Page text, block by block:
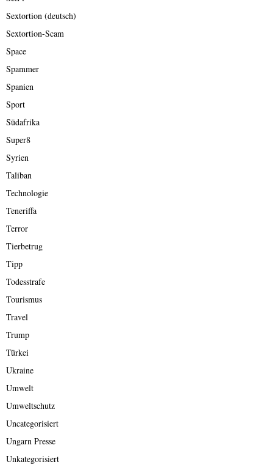
Sextortion (deutsch)
Sextortion-Scam
Space
Spammer
Spanien
Sport
Südafrika
Super8
Syrien
Taliban
Technologie
Teneriffa
Terror
Tierbetrug
Tipp
Todesstrafe
Tourismus
Travel
Trump
Türkei
Ukraine
Umwelt
Umweltschutz
Uncategorisiert
Ungarn Presse
Unkategorisiert